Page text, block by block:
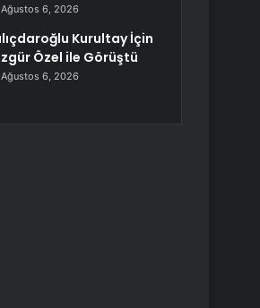
Ağustos 6, 2026
Kurultay İçin
Özel ile Görüştü
Ağustos 6, 2026